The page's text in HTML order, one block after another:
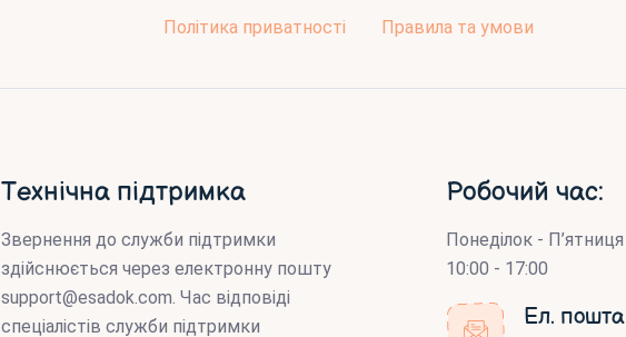
Політика приватності Правила та умови
Технічна підтримка
Звернення до служби підтримки
здійснюється через електронну пошту
support@esadok.com. Час відповіді
спеціалістів служби підтримки
Робочий час:
Понеділок - П’ятниця
10:00 - 17:00
Ел. пошта